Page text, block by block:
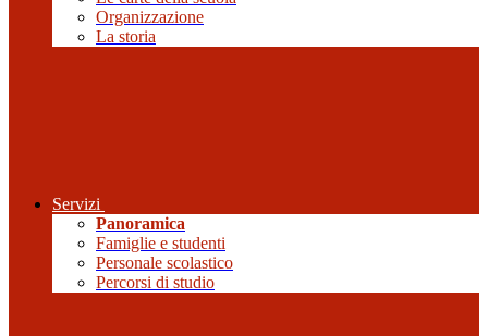
Organizzazione
La storia
Servizi
Panoramica
Famiglie e studenti
Personale scolastico
Percorsi di studio